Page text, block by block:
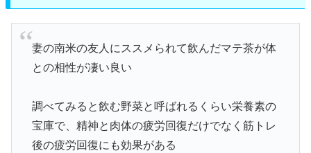
妻の南米の友人にススメられて飲んだマテ茶が体
との相性が凄い良い
調べてみると飲む野菜と呼ばれるくらい栄養素の
宝庫で、精神と肉体の疲労回復だけでなく筋トレ
後の疲労回復にも効果がある